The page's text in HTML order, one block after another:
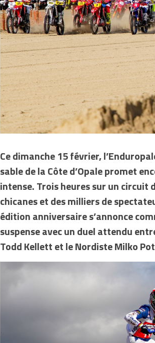
Ce dimanche 15 février,
sable de la Côte d’Opale promet
intense. Trois heures sur un circuit
chicanes et des milliers de
édition anniversaire s’annonce
suspenseavec un duel attendu
Todd Kellett et le Nordiste Milko